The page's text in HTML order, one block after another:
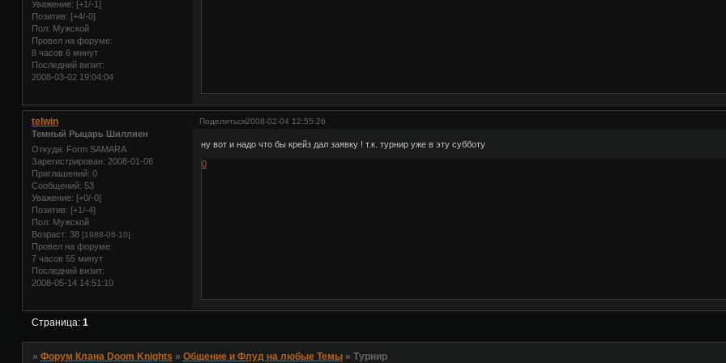
Уважение: [+1/-1]
Позитив: [+4/-0]
Пол: Мужской
Провел на форуме:
8 часов 6 минут
Последний визит:
2008-03-02 19:04:04
Поделиться2008-02-04 12:55:26
telwin
Темный Рыцарь Шиллиен
Откуда: Form SAMARA
Зарегистрирован: 2008-01-06
Приглашений: 0
Сообщений: 53
Уважение: [+0/-0]
Позитив: [+1/-4]
Пол: Мужской
Возраст: 38 [1988-06-10]
Провел на форуме:
7 часов 55 минут
Последний визит:
2008-05-14 14:51:10
ну вот и надо что бы крейз дал заявку ! т.к. турнир уже в эту субботу
0
Страница: 1
» Форум Клана Doom Knights » Общение и Флуд на любые Темы » Турнир